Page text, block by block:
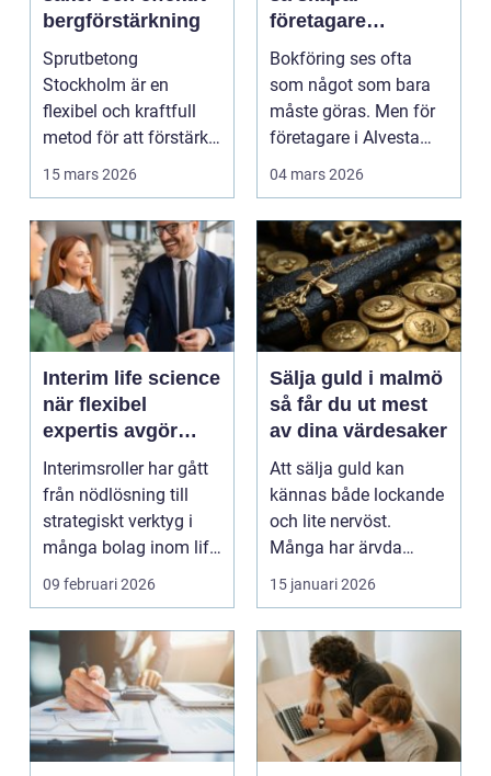
bergförstärkning
Sprutbetong
Stockholm är en
flexibel och kraftfull
metod för att förstärka
berg,...
15 mars 2026
företagare
trygghet och
kontroll i vardagen
Bokföring ses ofta
som något som bara
måste göras. Men för
företagare i Alvesta
kan en genomtänkt
04 mars 2026
Interim life science
när flexibel
expertis avgör
takten
Interimsroller har gått
från nödlösning till
strategiskt verktyg i
många bolag inom life
science. Nä...
09 februari 2026
Sälja guld i malmö
så får du ut mest
av dina värdesaker
Att sälja guld kan
kännas både lockande
och lite nervöst.
Många har ärvda
smycken, gamla
släktklenod...
15 januari 2026